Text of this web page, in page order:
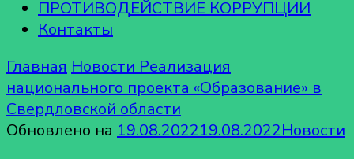
ПРОТИВОДЕЙСТВИЕ КОРРУПЦИИ
Контакты
Главная Новости Реализация
национального проекта «Образование» в
Свердловской области
Обновлено на 19.08.202219.08.2022Новости